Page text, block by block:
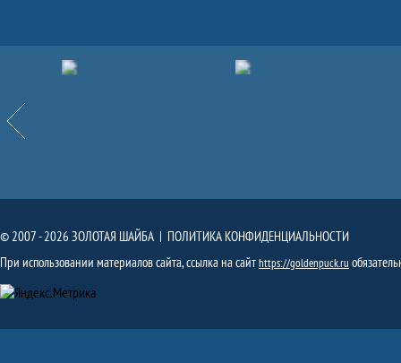
Назад
Партнёры
© 2007 - 2026 ЗОЛОТАЯ ШАЙБА | ПОЛИТИКА КОНФИДЕНЦИАЛЬНОСТИ
При использовании материалов сайта, ссылка на сайтhttps://goldenpuck.ru